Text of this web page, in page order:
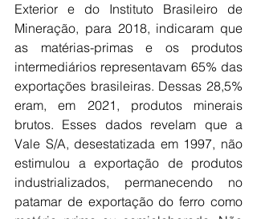
Exterior e do Instituto Brasileiro de
Mineração, para 2018, indicaram que
as matérias-primas e os produtos
intermediários representavam 65% das
exportações brasileiras. Dessas 28,5%
eram, em 2021, produtos minerais
brutos. Esses dados revelam que a
Vale S/A, desestatizada em 1997, não
estimulou a exportação de produtos
industrializados, permanecendo no
patamar de exportação do ferro como